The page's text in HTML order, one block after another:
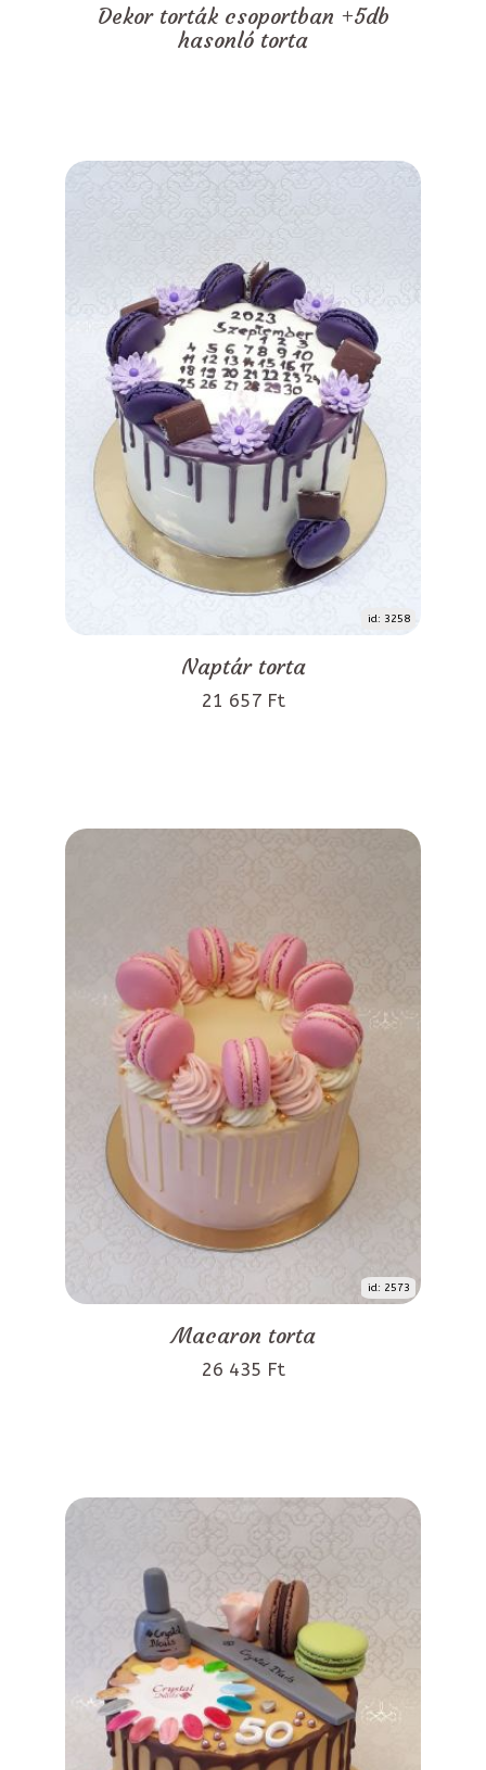
Dekor torták csoportban +5db
hasonló torta
id: 3258
Naptár torta
21 657 Ft
id: 2573
Macaron torta
26 435 Ft